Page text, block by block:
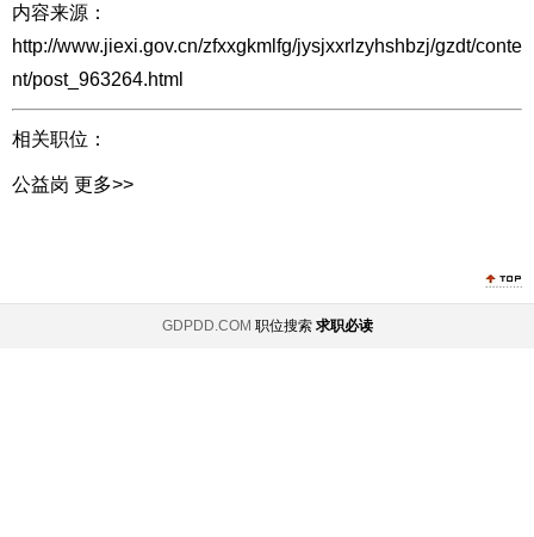
内容来源：
http://www.jiexi.gov.cn/zfxxgkmlfg/jysjxxrlzyhshbzj/gzdt/conte
nt/post_963264.html
相关职位：
公益岗 更多>>
GDPDD.COM 职位搜索 求职必读